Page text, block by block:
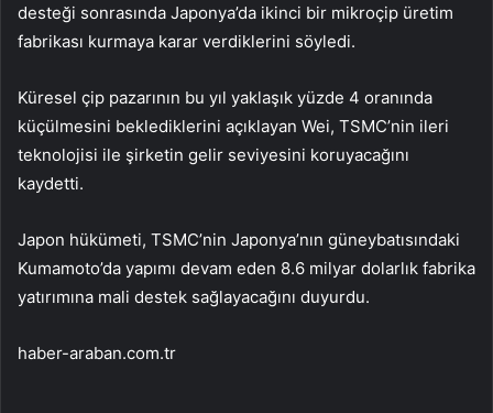
desteği sonrasında Japonya’da ikinci bir mikroçip üretim
fabrikası kurmaya karar verdiklerini söyledi.
Küresel çip pazarının bu yıl yaklaşık yüzde 4 oranında
küçülmesini beklediklerini açıklayan Wei, TSMC’nin ileri
teknolojisi ile şirketin gelir seviyesini koruyacağını
kaydetti.
Japon hükümeti, TSMC’nin Japonya’nın güneybatısındaki
Kumamoto’da yapımı devam eden 8.6 milyar dolarlık fabrika
yatırımına mali destek sağlayacağını duyurdu.
haber-araban.com.tr